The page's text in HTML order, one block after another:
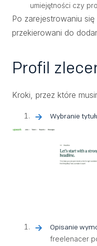
umiejętności czy
Po zarejestrowaniu
przekierowani do
Profil
Kroki, przez które
Wybranie
Opisanie
freelenacer